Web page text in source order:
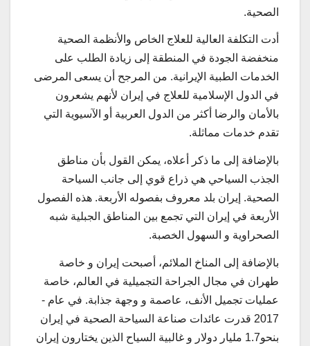
الصحیة.
أدت التكلفة العالیة للعلاج الخاص والأنظمة الصحیة
منخفضة الجودة في المنطقة إلی زیادة الطلب علی
الخدمات الطبیة الإیرانیة. من المرجح أن یسعی المرضی
في الدول الإسلامیة للعلاج في إیران لأنهم یشعرون
بالأمان والرضا أكثر من الدول العربیة أو الآسیویة التي
تقدم خدمات مماثلة.
بالإضافة إلی ما ذكر أعلاه، یمكن القول بأن مناطق
الجذب السیاحي هي ذراع قوي إلی جانب السیاحة
الصحیة. إیران بلد معروف بفصوله الأربعة. هذه الفصول
الأربعة في إیران التي تجمع بین المناطق الجبلیة شبه
الصحراویة و السهول الخصبة.
بالإضافة إلی المناخ الملائم، أصبحت إیران و خاصة
طهران في مجال الجراحة التجمیلیة في العالم، خاصة
عملیات تجمیل الأنف، عاصمة و وجهة جذابة. في عام ­
2017 قدرت عائدات صناعة السیاحة الصحیة في إیران
بنحو1.7 ملیار دولار و غالبیة السیاح الذین یختارون إیران